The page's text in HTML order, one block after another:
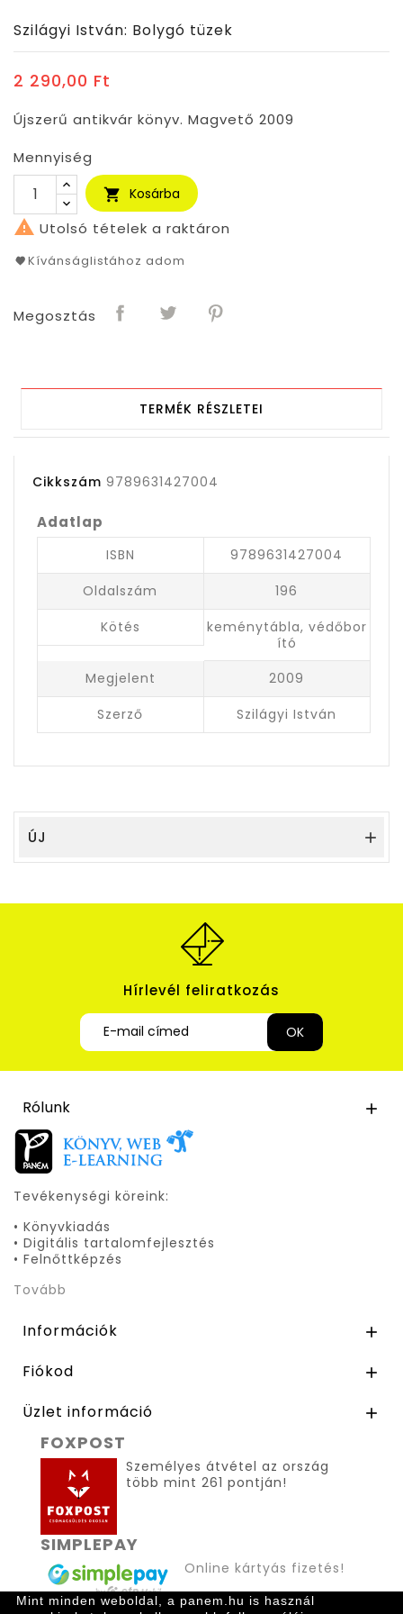
Szilágyi István: Bolygó tüzek
2 290,00 Ft
Újszerű antikvár könyv. Magvető 2009
Mennyiség
 Kosárba
 Utolsó tételek a raktáron
Kívánságlistához adom
Megosztás
TERMÉK RÉSZLETEI
Cikkszám 9789631427004
Adatlap
ISBN
9789631427004
Oldalszám
196
Kötés
keménytábla, védőbor
ító
Megjelent
2009
Szerző
Szilágyi István
ÚJ 
Hírlevél feliratkozás
Rólunk 
Tevékenységi köreink:
• Könyvkiadás
• Digitális tartalomfejlesztés
• Felnőttképzés
Tovább
Információk 
Fiókod 
Üzlet információ 
FOXPOST
Személyes átvétel az ország
több mint 261 pontján!
SIMPLEPAY
Online kártyás fizetés!
Mint minden weboldal, a panem.hu is használ